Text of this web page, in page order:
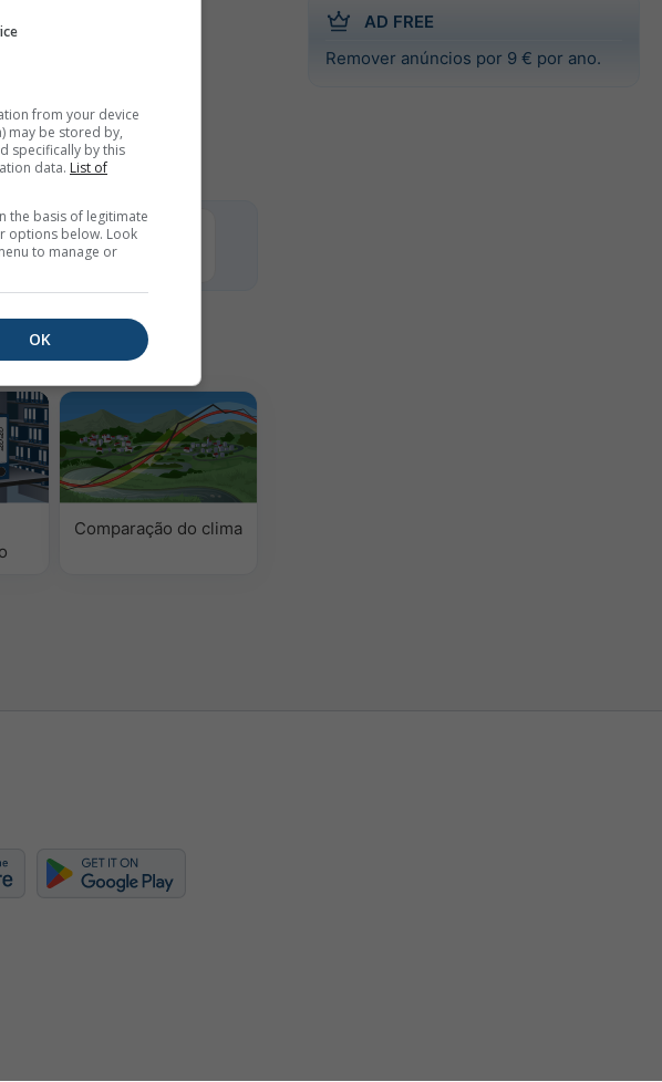
AD FREE
Remover anúncios por 9 € por ano.
Try it for
Basel
Comparação do clima
from your device
may be stored by,
specifically by this
data. List of
the basis of legitimate
options below. Look
to manage or
OK